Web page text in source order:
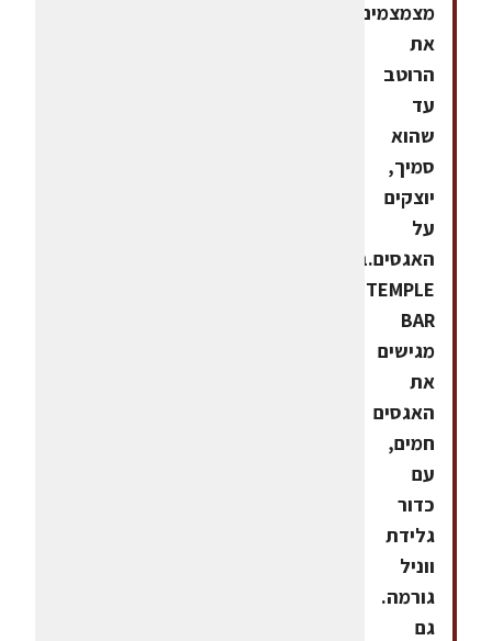
מצמצמים
את
הרוטב
עד
שהוא
סמיך,
יוצקים
על
האגסים.ב-
TEMPLE
BAR
מגישים
את
האגסים
חמים,
עם
כדור
גלידת
ווניל
גורמה.
גם